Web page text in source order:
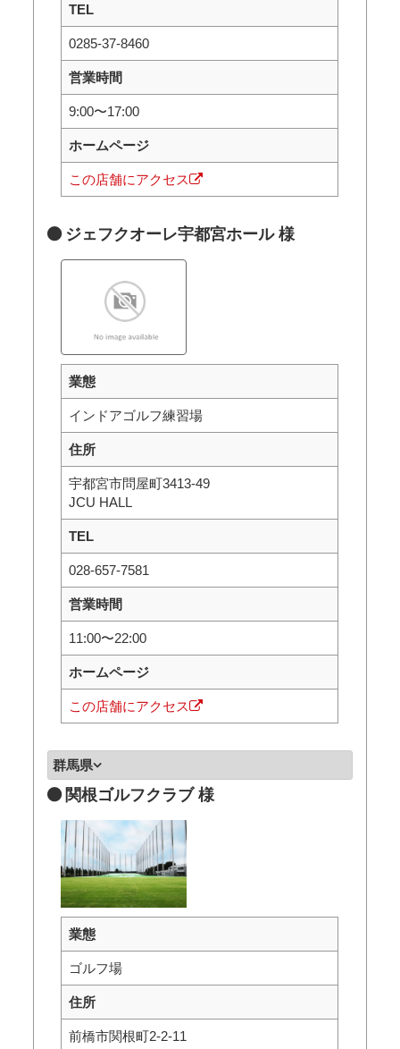
TEL
0285-37-8460
営業時間
9:00〜17:00
ホームページ
この店舗にアクセス
ジェフクオーレ宇都宮ホール 様
業態
インドアゴルフ練習場
住所
宇都宮市問屋町3413-49
JCU HALL
TEL
028-657-7581
営業時間
11:00〜22:00
ホームページ
この店舗にアクセス
群馬県
関根ゴルフクラブ 様
業態
ゴルフ場
住所
前橋市関根町2-2-11